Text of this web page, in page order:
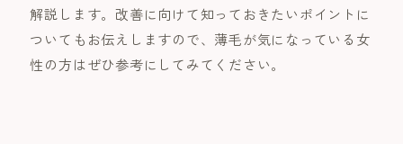
解説します。改善に向けて知っておきたいポイントに
ついてもお伝えしますので、薄毛が気になっている女
性の方はぜひ参考にしてみてください。